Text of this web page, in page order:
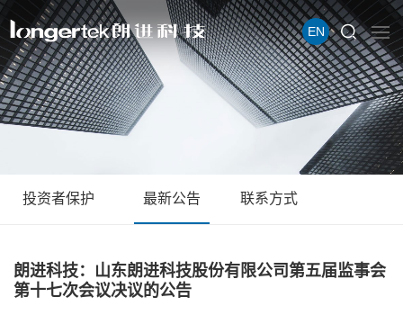
EN
投资者保护 最新公告 联系方式
朗进科技：山东朗进科技股份有限公司第五届监事会
第十七次会议决议的公告